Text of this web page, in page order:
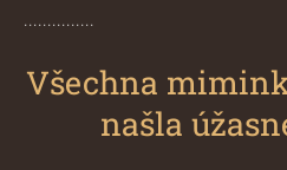
...............
Všechna
našla